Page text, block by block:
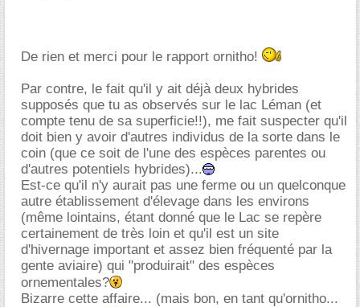
De rien et merci pour le rapport ornitho!
Par contre, le fait qu'il y ait déjà deux hybrides
supposés que tu as observés sur le lac Léman (et
compte tenu de sa superficie!!), me fait suspecter qu'il
doit bien y avoir d'autres individus de la sorte dans le
coin (que ce soit de l'une des espèces parentes ou
d'autres potentiels hybrides)...
Est-ce qu'il n'y aurait pas une ferme ou un quelconque
autre établissement d'élevage dans les environs
(même lointains, étant donné que le Lac se repère
certainement de très loin et qu'il est un site
d'hivernage important et assez bien fréquenté par la
gente aviaire) qui "produirait" des espèces
ornementales?
Bizarre cette affaire... (mais bon, en tant qu'ornitho...